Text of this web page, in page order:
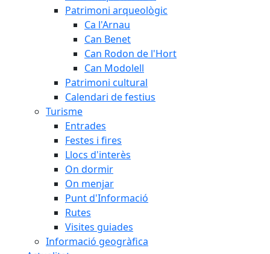
Patrimoni arqueològic
Ca l'Arnau
Can Benet
Can Rodon de l'Hort
Can Modolell
Patrimoni cultural
Calendari de festius
Turisme
Entrades
Festes i fires
Llocs d'interès
On dormir
On menjar
Punt d'Informació
Rutes
Visites guiades
Informació geogràfica